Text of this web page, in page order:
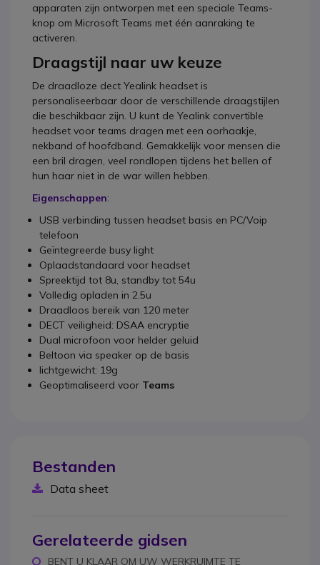
apparaten zijn ontworpen met een speciale Teams-
knop om Microsoft Teams met één aanraking te
activeren.
Draagstijl naar uw keuze
De draadloze dect Yealink headset is
personaliseerbaar door de verschillende draagstijlen
die beschikbaar zijn. U kunt de Yealink convertible
headset voor teams dragen met een oorhaakje,
nekband of hoofdband. Gemakkelijk voor mensen die
een bril dragen, veel rondlopen tijdens het bellen of
hun haar niet in de war willen hebben.
Eigenschappen:
USB verbinding tussen headset basis en PC/Voip
telefoon
Geïntegreerde busy light
Oplaadstandaard voor headset
Spreektijd tot 8u, standby tot 54u
Volledig opladen in 2.5u
Draadloos bereik van 120 meter
DECT veiligheid: DSAA encryptie
Dual microfoon voor helder geluid
Beltoon via speaker op de basis
lichtgewicht: 19g
Geoptimaliseerd voor Teams
Bestanden
Data sheet
Gerelateerde gidsen
BENT U KLAAR OM UW WERKRUIMTE TE